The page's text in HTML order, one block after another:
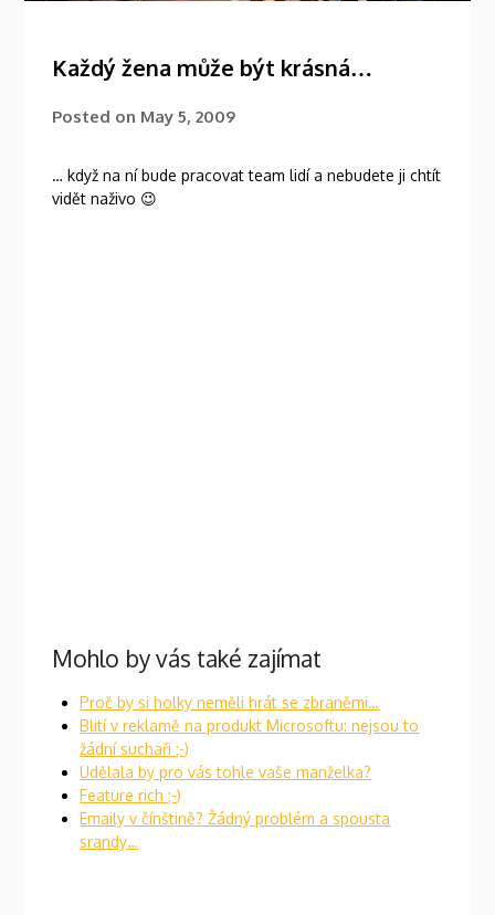
Každý žena může být krásná…
Posted on May 5, 2009
… když na ní bude pracovat team lidí a nebudete ji chtít
vidět naživo 😉
Mohlo by vás také zajímat
Proč by si holky neměli hrát se zbraněmi…
Blití v reklamě na produkt Microsoftu: nejsou to
žádní suchaři ;-)
Udělala by pro vás tohle vaše manželka?
Feature rich ;-)
Emaily v čínštině? Žádný problém a spousta
srandy…